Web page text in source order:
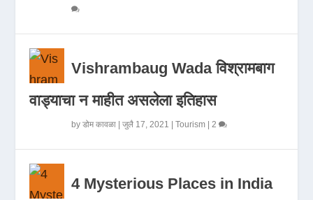
Vishrambaug Wada विश्रामबाग
वाड्याचा न माहीत असलेला इतिहास
byडोम कावळा |जुलै 17, 2021 |Tourism | 2
4 Mysterious Places in India